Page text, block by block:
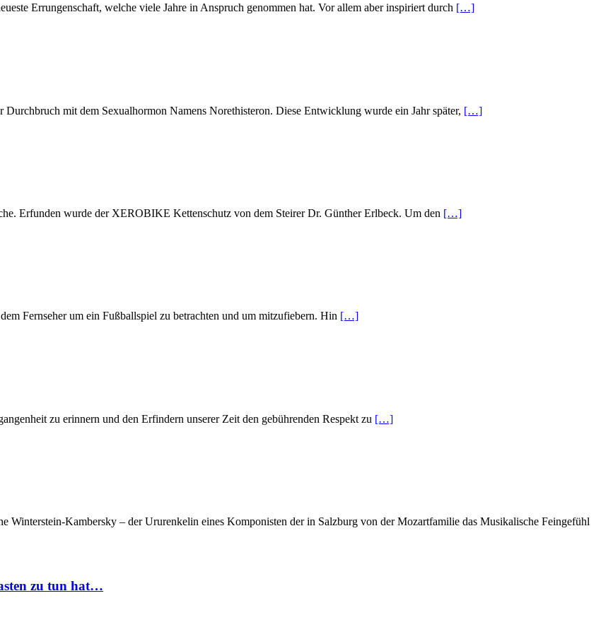
Errungenschaft, welche viele Jahre in Anspruch genommen hat. Vor allem aber inspiriert durch […]
mit dem Sexualhormon Namens Norethisteron. Diese Entwicklung wurde ein Jahr später, […]
Erfunden wurde der XEROBIKE Kettenschutz von dem Steirer Dr. Günther Erlbeck. Um den […]
Fernseher um ein Fußballspiel zu betrachten und um mitzufiebern. Hin […]
zu erinnern und den Erfindern unserer Zeit den gebührenden Respekt zu […]
Winterstein-Kambersky – der Ururenkelin eines Komponisten der in Salzburg von der Mozartfamilie das Musikalische Feingefühl
zu tun hat…